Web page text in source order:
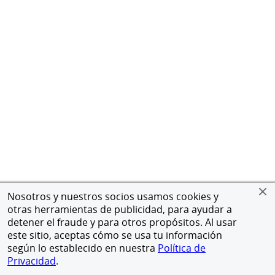
Nosotros y nuestros socios usamos cookies y
otras herramientas de publicidad, para ayudar a
detener el fraude y para otros propósitos. Al usar
este sitio, aceptas cómo se usa tu información
según lo establecido en nuestra Política de
Privacidad.